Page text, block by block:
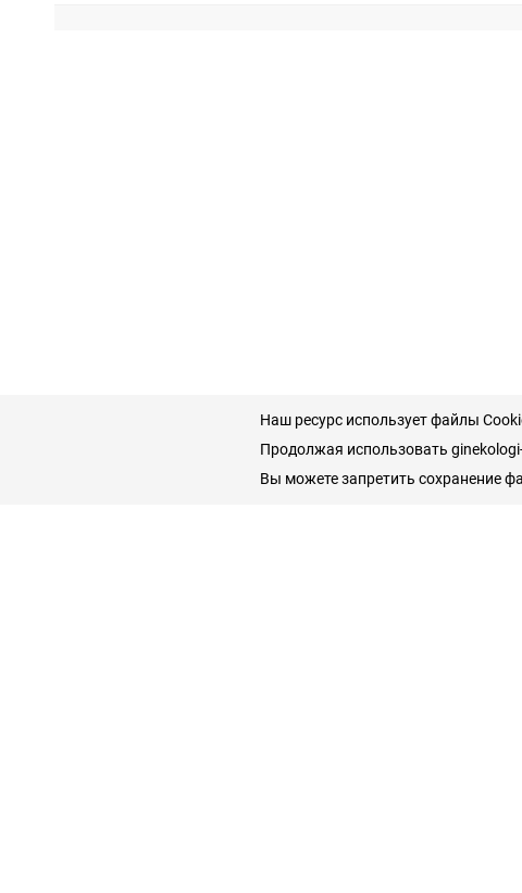
Наш ресурс использует файлы
Продолжая использовать
Вы можете запретить сохранение